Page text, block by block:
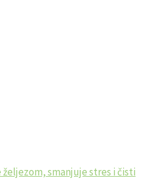
smanjuje stres i čisti